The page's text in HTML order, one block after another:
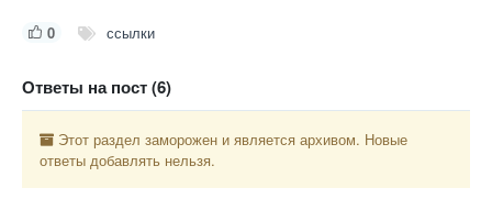
0 ссылки
Ответы на пост (6)
Этот раздел заморожен и является архивом. Новые
ответы добавлять нельзя.